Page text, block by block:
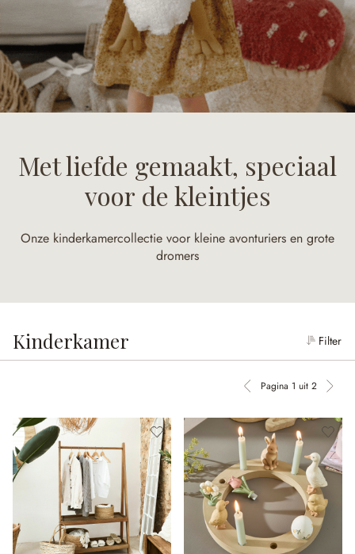
Met liefde gemaakt, speciaal
voor de kleintjes
Onze kinderkamercollectie voor kleine avonturiers en grote
dromers
Kinderkamer Filter
Pagina 1 uit 2